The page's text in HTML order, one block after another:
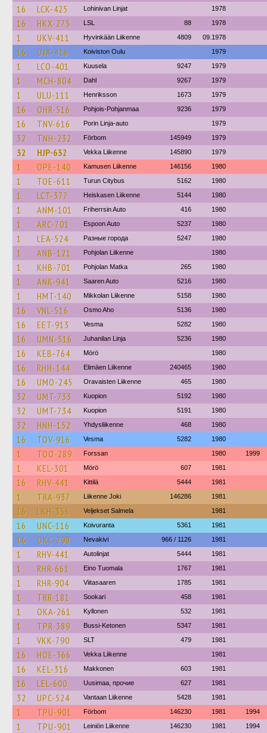
16
LCK-425 Lohinivan Linjat 1978
16 HKX-275 LSL 88 1978
1 UKV-411 Hyvinkään Liikenne 4809 09.1978
16 OJA-416 Koiviston Oulu 1979
1 LCO-401 Kuusela 9247 1979
1 MCH-804 Dahl 9267 1979
1 ULU-111 Henriksson 1673 1979
16 OHR-516 Pohjois-Pohjanmaa 9236 1979
16 TNV-616 Porin Linja-auto 1979
32 TNH-232 Förbom 145949 1979
32 HJP-632 Vekka Liikenne 145890 1979
1 OPE-140 Kamusen Liikenne 146156 1980
1 TOE-611 Turun Citybus 5162 1980
1 LCT-377 Heiskasen Liikenne 5144 1980
1 ANM-101 Friherrsin Auto 416 1980
1 ARC-701 Espoon Auto 5237 1980
1 LEA-524 Разные города 5247 1980
1 ANB-121 Pohjolan Liikenne 1980
1 KHB-701 Pohjolan Matka 265 1980
1 ANK-941 Saaren Auto 5216 1980
1 HMT-140 Mikkolan Liikenne 5158 1980
16 VNL-516 Osmo Aho 5136 1980
16 EET-913 Vesma 5282 1980
16 UMN-516 Juhanilan Linja 5236 1980
16 KEB-764 Mörö 1980
16 RHH-144 Elimäen Liikenne 240465 1980
16 UMO-245 Oravaisten Liikenne 465 1980
32 UMT-733 Kuopion 5192 1980
32 UMT-734 Kuopion 5191 1980
32 HNH-152 Yhdysliikenne 468 1980
16 TOV-916 Vesma 5282 1980
1 TOO-289 Forssan 1980 1999
1 KEL-301 Mörö 607 1981
16 RHV-441 Kittilä 5444 1981
1 TRA-937 Liikenne Joki 146286 1981
16 LKH-356 Veljekset Salmela 1981
16 UNC-116 Koivuranta 5361 1981
16 OKC-298 Nevakivi 966 / 1126 1981
1 RHV-441 Autolinjat 5444 1981
1 RHR-661 Eino Tuomala 1767 1981
1 RHR-904 Viitasaaren 1785 1981
1 TRR-181 Sookari 458 1981
1 OKA-261 Kyllonen 532 1981
1 TPR-389 Bussi-Ketonen 5347 1981
1 VKK-790 SLT 479 1981
16 HOE-366 Vekka Liikenne 1981
16 KEL-316 Makkonen 603 1981
16 LEL-600 Uusimaa, прочие 627 1981
32 UPC-524 Vantaan Liikenne 5428 1981
1 TPU-901 Förbom 146230 1981 1994
1 TPU-901 Leiniön Liikenne 146230 1981 1994